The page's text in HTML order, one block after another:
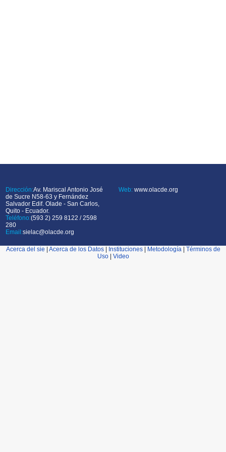
Dirección:Av. Mariscal Antonio José
de Sucre N58-63 y Fernández
Salvador Edif. Olade - San Carlos,
Quito - Ecuador.
Teléfono:(593 2) 259 8122 / 2598
280
Email:sielac@olacde.org
Web: www.olacde.org
Acerca del sie Acerca de los Datos| Instituciones| Metodología| Términos de
Uso| Video